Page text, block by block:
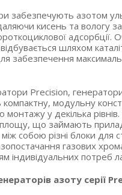
забезпечують азотом
кисень та вологу
адсорбції.
шляхом
забезпечення
Precision,
модульну
монтажу у декілька
площу, що займають
собою різні блоки для
газових
індивідуальних потреб
азоту серії